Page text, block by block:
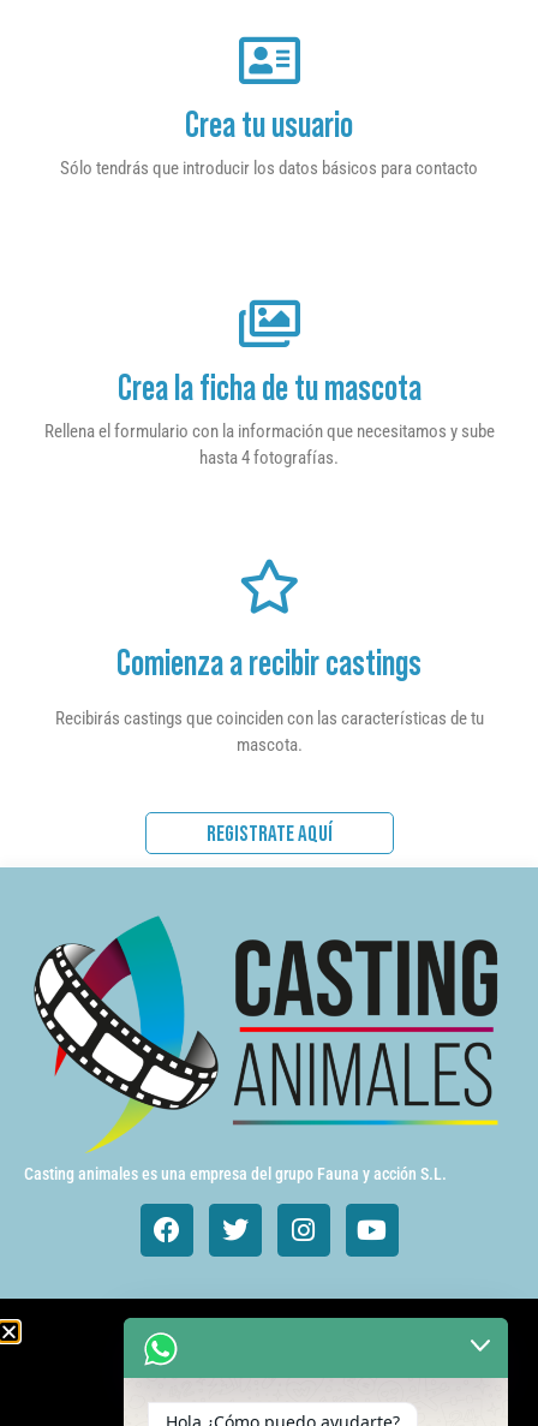
Crea tu usuario
Sólo tendrás que introducir los datos básicos para contacto
Crea la ficha de tu mascota
Rellena el formulario con la información que necesitamos y sube
hasta 4 fotografías.
Comienza a recibir castings
Recibirás castings que coinciden con las características de tu
mascota.
REGISTRATE AQUÍ
Casting animales es una empresa del grupo Fauna y acción S.L.
Animales de cine y TV